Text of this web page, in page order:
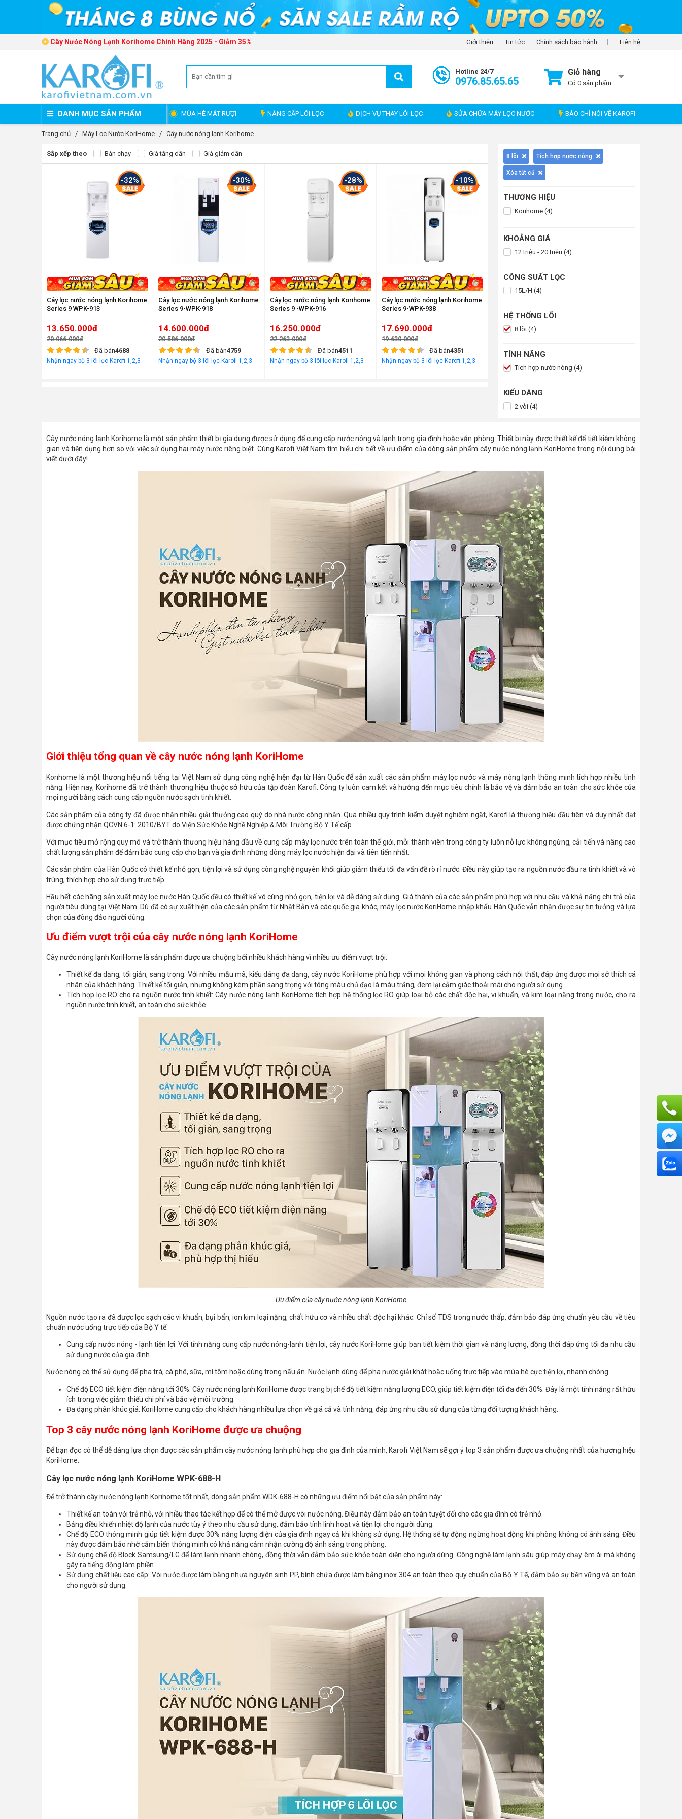
Giới thiệu Tin tức Chính sách bảo hành Liên hệ
Cây Nước Nóng Lạnh Korihome Chính Hãng 2025 - Giảm 35%
Hotline 24/7
0976.85.65.65
Giỏ hàng
Có 0 sản phẩm
DANH MỤC SẢN PHẨM MÙA HÈ MÁT RƯỢI NÂNG CẤP LÕI LỌC DỊCH VỤ THAY LÕI LỌC SỬA CHỮA MÁY LỌC NƯỚC BÁO CHÍ NÓI VỀ KAROFI
Trang chủ / Máy Lọc Nước KoriHome / Cây nước nóng lạnh Korihome
Sắp xếp theo Bán chạy Giá tăng dần Giá giảm dần
-32%
Cây lọc nước nóng lạnh Korihome
Series 9 WPK-913
13.650.000đ
20.066.000đ
Đã bán4688
Nhận ngay bộ 3 lõi lọc Karofi 1,2,3
-30%
Cây lọc nước nóng lạnh Korihome
Series 9-WPK-918
14.600.000đ
20.586.000đ
Đã bán4759
Nhận ngay bộ 3 lõi lọc Karofi 1,2,3
-28%
Cây lọc nước nóng lạnh Korihome
Series 9 -WPK-916
16.250.000đ
22.263.000đ
Đã bán4511
Nhận ngay bộ 3 lõi lọc Karofi 1,2,3
-10%
Cây lọc nước nóng lạnh Korihome
Series 9-WPK-938
17.690.000đ
19.630.000đ
Đã bán4351
Nhận ngay bộ 3 lõi lọc Karofi 1,2,3
8 lõi Tích hợp nước nóng
Xóa tất cả
THƯƠNG HIỆU
Korihome (4)
KHOẢNG GIÁ
12 triệu - 20 triệu (4)
CÔNG SUẤT LỌC
15L/H (4)
HỆ THỐNG LÕI
8 lõi (4)
TÍNH NĂNG
Tích hợp nước nóng (4)
KIỂU DÁNG
2 vòi (4)
Cây nước nóng lạnh Korihome là một sản phẩm thiết bị gia dụng được sử dụng để cung cấp nước nóng và lạnh trong gia đình hoặc văn phòng. Thiết bị này được thiết kế để tiết kiệm không
gian và tiện dụng hơn so với việc sử dụng hai máy nước riêng biệt. Cùng Karofi Việt Nam tìm hiểu chi tiết về ưu điểm của dòng sản phẩm cây nước nóng lạnh KoriHome trong nội dung bài
viết dưới đây!
Giới thiệu tổng quan về cây nước nóng lạnh KoriHome
Korihome là một thương hiệu nổi tiếng tại Việt Nam sử dụng công nghệ hiện đại từ Hàn Quốc để sản xuất các sản phẩm máy lọc nước và máy nóng lạnh thông minh tích hợp nhiều tính
năng. Hiện nay, Korihome đã trở thành thương hiệu thuộc sở hữu của tập đoàn Karofi. Công ty luôn cam kết và hướng đến mục tiêu chính là bảo vệ và đảm bảo an toàn cho sức khỏe của
mọi người bằng cách cung cấp nguồn nước sạch tinh khiết.
Các sản phẩm của công ty đã được nhận nhiều giải thưởng cao quý do nhà nước công nhận. Qua nhiều quy trình kiểm duyệt nghiêm ngặt, Karofi là thương hiệu đầu tiên và duy nhất đạt
được chứng nhận QCVN 6-1: 2010/BYT do Viện Sức Khỏe Nghề Nghiệp & Môi Trường Bộ Y Tế cấp.
Với mục tiêu mở rộng quy mô và trở thành thương hiệu hàng đầu về cung cấp máy lọc nước trên toàn thế giới, mỗi thành viên trong công ty luôn nỗ lực không ngừng, cải tiến và nâng cao
chất lượng sản phẩm để đảm bảo cung cấp cho bạn và gia đình những dòng máy lọc nước hiện đại và tiên tiến nhất.
Các sản phẩm của Hàn Quốc có thiết kế nhỏ gọn, tiện lợi và sử dụng công nghệ nguyên khối giúp giảm thiểu tối đa vấn đề rò rỉ nước. Điều này giúp tạo ra nguồn nước đầu ra tinh khiết và vô
trùng, thích hợp cho sử dụng trực tiếp.
Hầu hết các hãng sản xuất máy lọc nước Hàn Quốc đều có thiết kế vô cùng nhỏ gọn, tiện lợi và dễ dàng sử dụng. Giá thành của các sản phẩm phù hợp với nhu cầu và khả năng chi trả của
người tiêu dùng tại Việt Nam. Dù đã có sự xuất hiện của các sản phẩm từ Nhật Bản và các quốc gia khác, máy lọc nước KoriHome nhập khẩu Hàn Quốc vẫn nhận được sự tin tưởng và lựa
chọn của đông đảo người dùng.
Ưu điểm vượt trội của cây nước nóng lạnh KoriHome
Cây nước nóng lạnh KoriHome là sản phẩm được ưa chuộng bởi nhiều khách hàng vì nhiều ưu điểm vượt trội:
Thiết kế đa dạng, tối giản, sang trọng: Với nhiều mẫu mã, kiểu dáng đa dạng, cây nước KoriHome phù hợp với mọi không gian và phong cách nội thất, đáp ứng được mọi sở thích cá
nhân của khách hàng. Thiết kế tối giản, nhưng không kém phần sang trọng với tông màu chủ đạo là màu trắng, đem lại cảm giác thoải mái cho người sử dụng.
Tích hợp lọc RO cho ra nguồn nước tinh khiết: Cây nước nóng lạnh KoriHome tích hợp hệ thống lọc RO giúp loại bỏ các chất độc hại, vi khuẩn, và kim loại nặng trong nước, cho ra
nguồn nước tinh khiết, an toàn cho sức khỏe.
Ưu điểm của cây nước nóng lạnh KoriHome
Nguồn nước tạo ra đã được lọc sạch các vi khuẩn, bụi bẩn, ion kim loại nặng, chất hữu cơ và nhiều chất độc hại khác. Chỉ số TDS trong nước thấp, đảm bảo đáp ứng chuẩn yêu cầu về tiêu
chuẩn nước uống trực tiếp của Bộ Y tế.
Cung cấp nước nóng - lạnh tiện lợi: Với tính năng cung cấp nước nóng-lạnh tiện lợi, cây nước KoriHome giúp bạn tiết kiệm thời gian và năng lượng, đồng thời đáp ứng tối đa nhu cầu
sử dụng nước của gia đình.
Nước nóng có thể sử dụng để pha trà, cà phê, sữa, mì tôm hoặc dùng trong nấu ăn. Nước lạnh dùng để pha nước giải khát hoặc uống trực tiếp vào mùa hè cực tiện lợi, nhanh chóng.
Chế độ ECO tiết kiệm điện năng tới 30%: Cây nước nóng lạnh KoriHome được trang bị chế độ tiết kiệm năng lượng ECO, giúp tiết kiệm điện tối đa đến 30%. Đây là một tính năng rất hữu
ích trong việc giảm thiểu chi phí và bảo vệ môi trường.
Đa dạng phân khúc giá: KoriHome cung cấp cho khách hàng nhiều lựa chọn về giá cả và tính năng, đáp ứng nhu cầu sử dụng của từng đối tượng khách hàng.
Top 3 cây nước nóng lạnh KoriHome được ưa chuộng
Để bạn đọc có thể dễ dàng lựa chọn được các sản phẩm cây nước nóng lạnh phù hợp cho gia đình của mình, Karofi Việt Nam sẽ gợi ý top 3 sản phẩm được ưa chuộng nhất của hương hiệu
KoriHome:
Cây lọc nước nóng lạnh KoriHome WPK-688-H
Để trở thành cây nước nóng lạnh Korihome tốt nhất, dòng sản phẩm WDK-688-H có những ưu điểm nổi bật của sản phẩm này:
Thiết kế an toàn với trẻ nhỏ, với nhiều thao tác kết hợp để có thể mở được vòi nước nóng. Điều này đảm bảo an toàn tuyệt đối cho các gia đình có trẻ nhỏ.
Bảng điều khiển nhiệt độ lạnh của nước tùy ý theo nhu cầu sử dụng, đảm bảo tính linh hoạt và tiện lợi cho người dùng.
Chế độ ECO thông minh giúp tiết kiệm được 30% năng lượng điện của gia đình ngay cả khi không sử dụng. Hệ thống sẽ tự động ngừng hoạt động khi phòng không có ánh sáng. Điều
này được đảm bảo nhờ cảm biến thông minh có khả năng cảm nhận cường độ ánh sáng trong phòng.
Sử dụng chế độ Block Samsung/LG để làm lạnh nhanh chóng, đồng thời vẫn đảm bảo sức khỏe toàn diện cho người dùng. Công nghệ làm lạnh sâu giúp máy chạy êm ái mà không
gây ra tiếng động làm phiền.
Sử dụng chất liệu cao cấp: Vòi nước được làm bằng nhựa nguyên sinh PP, bình chứa được làm bằng inox 304 an toàn theo quy chuẩn của Bộ Y Tế, đảm bảo sự bền vững và an toàn
cho người sử dụng.